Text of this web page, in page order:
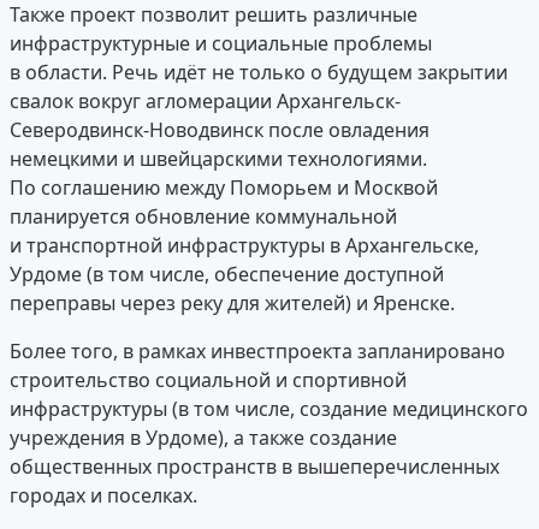
Также проект позволит решить различные
инфраструктурные и социальные проблемы
в области. Речь идёт не только о будущем закрытии
свалок вокруг агломерации Архангельск-
Северодвинск-Новодвинск после овладения
немецкими и швейцарскими технологиями.
По соглашению между Поморьем и Москвой
планируется обновление коммунальной
и транспортной инфраструктуры в Архангельске,
Урдоме (в том числе, обеспечение доступной
переправы через реку для жителей) и Яренске.
Более того, в рамках инвестпроекта запланировано
строительство социальной и спортивной
инфраструктуры (в том числе, создание медицинского
учреждения в Урдоме), а также создание
общественных пространств в вышеперечисленных
городах и поселках.